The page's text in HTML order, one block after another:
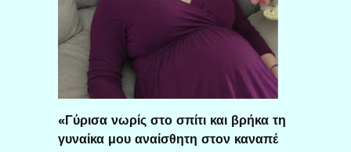
«Γύρισα νωρίς στο σπίτι και βρήκα τη
γυναίκα μου αναίσθητη στον καναπέ